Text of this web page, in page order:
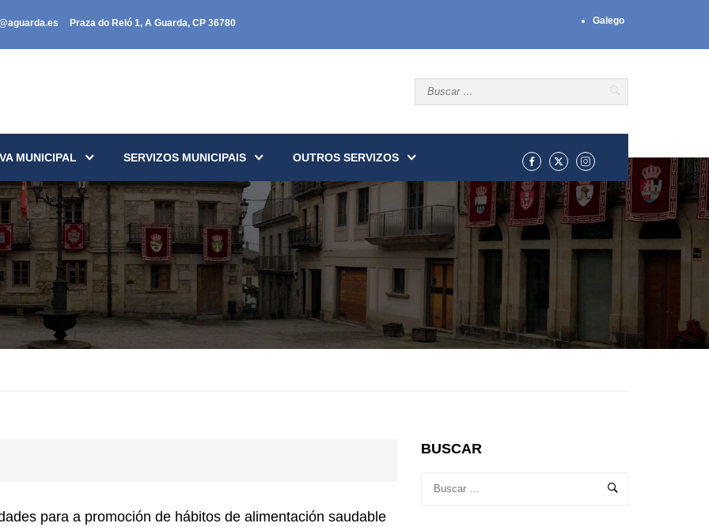
Praza do Reló 1, A Guarda, CP 36780 Galego
MUNICIPAL SERVIZOS MUNICIPAIS OUTROS SERVIZOS
para a promoción de hábitos de alimentación saudable
BUSCAR